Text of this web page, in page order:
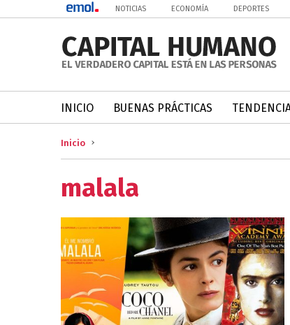
NOTICIAS ECONOMÍA DEPORTES
INICIO BUENAS PRÁCTICAS
Inicio
malala